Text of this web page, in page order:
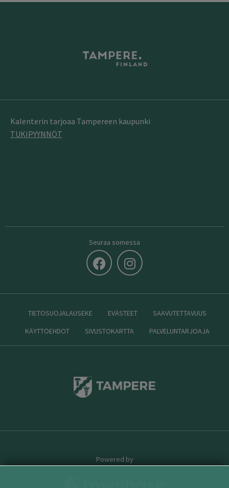
Kalenterin tarjoaa Tampereen kaupunki
TUKIPYYNNÖT
Seuraa somessa
TIETOSUOJALAUSEKE EVÄSTEET
SAAVUTETTAVUUS
KÄYTTÖEHDOT
SIVUSTOKARTTA PALVELUNTARJOAJA
Powered by